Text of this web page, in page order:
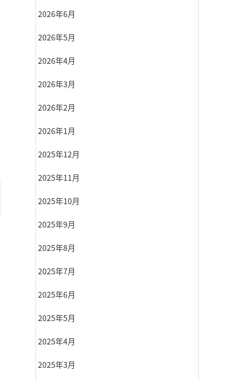
2026年6月
2026年5月
2026年4月
2026年3月
2026年2月
2026年1月
2025年12月
2025年11月
2025年10月
2025年9月
2025年8月
2025年7月
2025年6月
2025年5月
2025年4月
2025年3月